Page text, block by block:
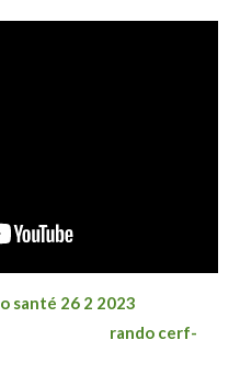
26 2 2023
cerf-